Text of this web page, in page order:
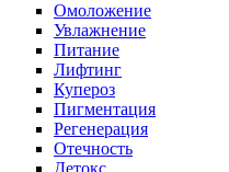
Омоложение
Увлажнение
Питание
Лифтинг
Купероз
Пигментация
Регенерация
Отечность